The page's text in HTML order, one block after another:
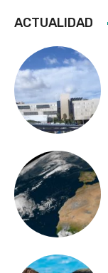
ACTUALIDAD